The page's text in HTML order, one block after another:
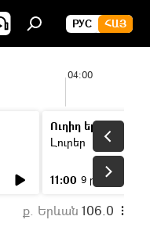
РУС ՀԱՅ
04:00
Ուղիղ եթեր
Լուրեր
11:00 9 ր
ք. Երևան 106.0